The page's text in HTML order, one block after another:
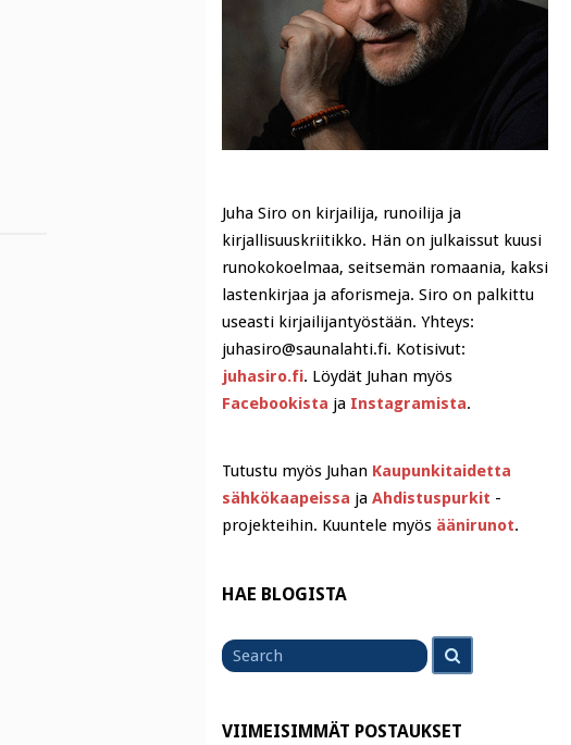
Juha Siro on kirjailija, runoilija ja
kirjallisuuskriitikko. Hän on julkaissut kuusi
runokokoelmaa, seitsemän romaania, kaksi
lastenkirjaa ja aforismeja. Siro on palkittu
useasti kirjailijantyöstään. Yhteys:
juhasiro@saunalahti.fi. Kotisivut:
juhasiro.fi. Löydät Juhan myös
Facebookista ja Instagramista.
Tutustu myös Juhan Kaupunkitaidetta
sähkökaapeissa ja Ahdistuspurkit -
projekteihin. Kuuntele myös äänirunot.
HAE BLOGISTA
for
VIIMEISIMMÄT POSTAUKSET